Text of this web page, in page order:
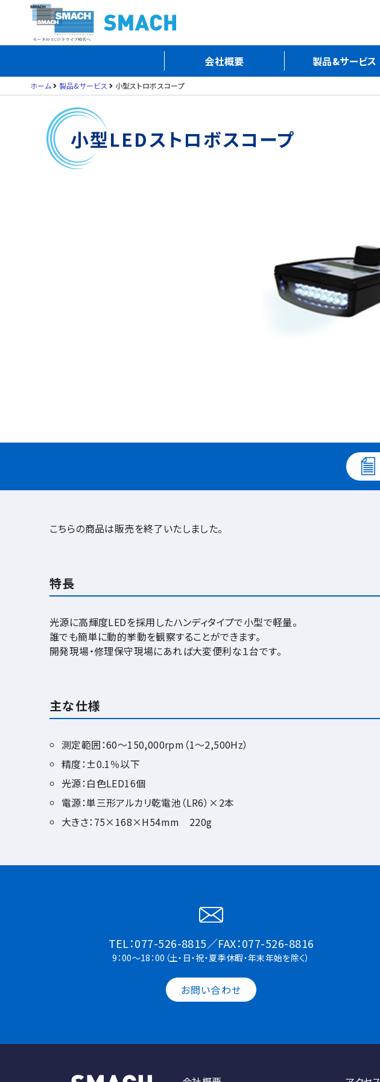
会社概要 製品&サービス
ホーム 製品&サービス 小型ストロボスコープ
小型LEDストロボスコープ
こちらの商品は販売を終了いたしました。
特長
光源に高輝度LEDを採用したハンディタイプで小型で軽量。
誰でも簡単に動的挙動を観察することができます。
開発現場・修理保守現場にあれば大変便利な１台です。
主な仕様
測定範囲：60～150,000rpm（1～2,500Hz）
精度：±0.1％以下
光源：白色LED16個
電源：単三形アルカリ乾電池（LR6）×2本
大きさ：75×168×H54mm 220g
TEL：077-526-8815／FAX：077-526-8816
9：00～18：00（土・日・祝・夏季休暇・年末年始を除く）
お問い合わせ